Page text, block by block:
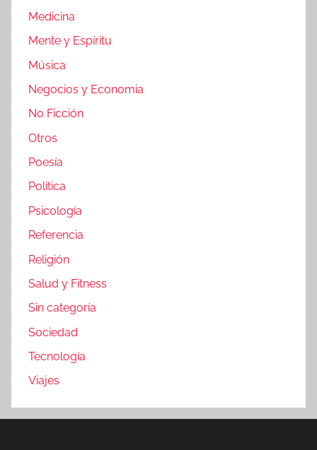
Medicina
Mente y Espíritu
Música
Negocios y Economia
No Ficción
Otros
Poesía
Política
Psicología
Referencia
Religión
Salud y Fitness
Sin categoría
Sociedad
Tecnología
Viajes